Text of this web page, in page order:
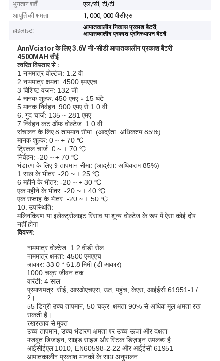
भुगतान शर्तें
एल/सी, टी/टी
आपूर्ति की क्षमता
1, 000, 000 पीसीएस
हाइलाइट:
आपातकालीन निकास प्रकाश बैटरी,
आपातकालीन प्रकाश प्रतिस्थापन बैटरी
AnnVciator के लिए 3.6V नी-सीडी आपातकालीन प्रकाश बैटरी
4500MAH सीई
त्वरित विस्तार से :
1 नाममात्र वोल्टेज: 1.2 वी
2 नाममात्र क्षमता: 4500 एमएएच
3 विशिष्ट वजन: 132 जी
4 मानक शुल्क: 450 एमए × 15 घंटे
5 मानक निर्वहन: 900 एमए से 1.0 वी
6. गुद चार्ज: 135 ~ 281 एमए
7 निर्वहन कट ऑफ वोल्टेज: 1.0 वी
संचालन के लिए 8 तापमान सीमा: (आर्द्रता: अधिकतम.85%)
मानक शुल्क: 0 ~ + 70 ℃
ट्रिकल चार्ज: 0 ~ + 70 ℃
निर्वहन: -20 ~ + 70 ℃
भंडारण के लिए 9 तापमान सीमा: (आर्द्रता: अधिकतम 85%)
1 साल के भीतर: -20 ~ + 25 ℃
6 महीने के भीतर: -20 ~ + 30 ℃
एक महीने के भीतर: -20 ~ + 40 ℃
एक सप्ताह के भीतर: -20 ~ + 50 ℃
10. उपस्थिति:
मलिनकिरण या इलेक्ट्रोलाइट रिसाव या शून्य वोल्टेज के रूप में ऐसा कोई दोष
नहीं होगा
विवरण:
नाममात्र वोल्टेज: 1.2 वीडी सेल
नाममात्र क्षमता: 4500 एमएएच
आकार: 33.0 * 61.8 मिमी (डी आकार)
1000 चक्र जीवन तक
वारंटी: 4 साल
प्रमाणपत्र: सीई, आरओएचएस, उल, पहुंच, केएस, आईईसी 61951-1 /
2।
55 डिग्री उच्च तापमान, 50 चक्र, क्षमता 90% से अधिक मूल क्षमता रख
सकती है।
रखरखाव से मुक्त
उच्च तापमान, उच्च भंडारण क्षमता पर उच्च ऊर्जा और दक्षता
मजबूत डिजाइन, साइड साइड और स्टिक डिज़ाइन उपलब्ध है
आईसीईएल 1010, EN60598-2-22 और आईईसी 61951
आपातकालीन प्रकाश मानकों के साथ अनुपालन